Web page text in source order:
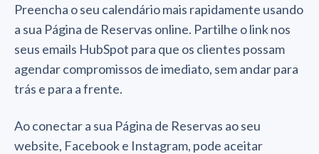
Preencha o seu calendário mais rapidamente usando
a sua Página de Reservas online. Partilhe o link nos
seus emails HubSpot para que os clientes possam
agendar compromissos de imediato, sem andar para
trás e para a frente.
Ao conectar a sua Página de Reservas ao seu
website, Facebook e Instagram, pode aceitar